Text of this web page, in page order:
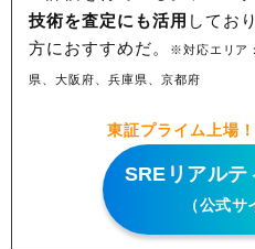
技術を査定にも活用 してお
方におすすめだ。
※対応エリア
県、大阪府、兵庫県、京都府
東証プライム上場
SREリアルテ
（公式サ